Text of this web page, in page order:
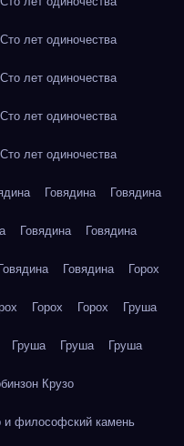
лет одиночества
лет одиночества
лет одиночества
лет одиночества
Говядина Говядина
Говядина Говядина
Говядина Говядина Горох
Горох Горох Груша
Груша Груша Груша
Крузо
философский камень